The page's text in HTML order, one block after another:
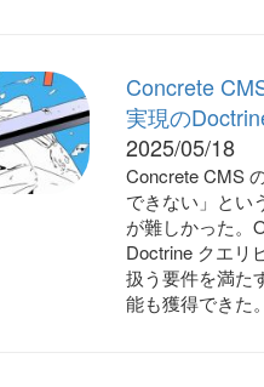
Concrete
実現の
2025/05/18
Concrete CMS
できない」とい
が難しかった。
Doctrine クエリ
扱う要件を満た
能も獲得できた。